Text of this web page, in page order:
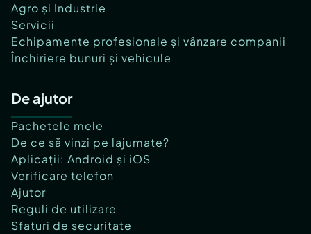
Agro și Industrie
Servicii
Echipamente profesionale și vânzare companii
Închiriere bunuri și vehicule
De ajutor
Pachetele mele
De ce să vinzi pe lajumate?
Aplicații: Android și iOS
Verificare telefon
Ajutor
Reguli de utilizare
Sfaturi de securitate